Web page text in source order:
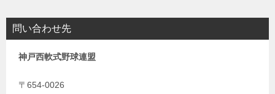
問い合わせ先
神戸西軟式野球連盟
〒654-0026